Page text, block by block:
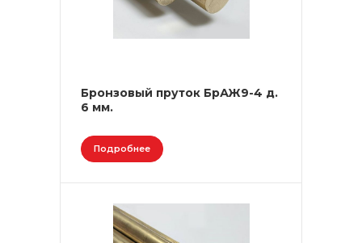
Бронзовый пруток БрАЖ9-4 д.
6 мм.
Подробнее